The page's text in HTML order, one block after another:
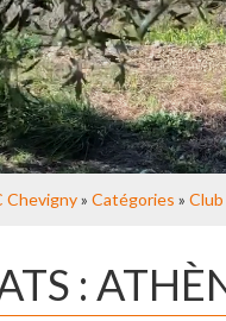
Chevigny» Catégories » Club
: